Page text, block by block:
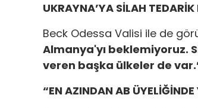
UKRAYNA’YA SİLAH
Beck Odessa Valisi ile de
Almanya'yı beklemiyoruz.
veren başka ülkeler de
“EN AZINDAN AB